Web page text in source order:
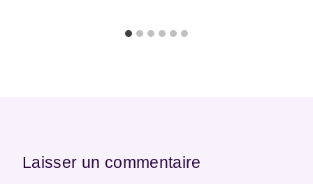
Laisser un commentaire